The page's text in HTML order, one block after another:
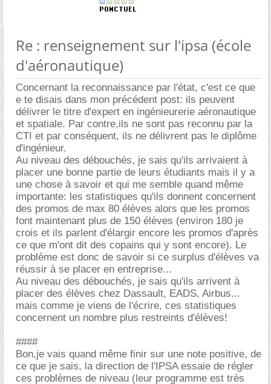
Re : renseignement sur l'ipsa (école
d'aéronautique)
Concernant la reconnaissance par l'état, c'est ce que
e te disais dans mon précédent post: ils peuvent
délivrer le titre d'expert en ingénieurerie aéronautique
et spatiale. Par contre,ils ne sont pas reconnu par la
CTI et par conséquent, ils ne délivrent pas le diplôme
d'ingénieur.
Au niveau des débouchés, je sais qu'ils arrivaient à
placer une bonne partie de leurs étudiants mais il y a
une chose à savoir et qui me semble quand même
importante: les statistiques qu'ils donnent concernent
des promos de max 80 élèves alors que les promos
font maintenant plus de 150 élèves (environ 180 je
crois et ils parlent d'élargir encore les promos d'après
ce que m'ont dit des copains qui y sont encore). Le
problème est donc de savoir si ce surplus d'élèves va
réussir à se placer en entreprise...
Au niveau des débouchés, je sais qu'ils arrivent à
placer des élèves chez Dassault, EADS, Airbus...
mais comme je viens de l'écrire, ces statistiques
concernent un nombre plus restreints d'élèves!
####
Bon,je vais quand même finir sur une note positive, de
ce que je sais, la direction de l'IPSA essaie de régler
ces problèmes de niveau (leur programme est très